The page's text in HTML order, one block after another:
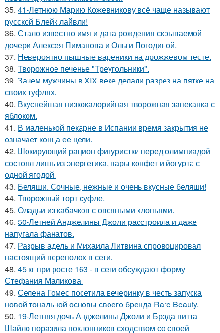
35. 41-Летнюю Марию Кожевникову всё чаще называют
русской Блейк лайвли!
36. Стало известно имя и дата рождения скрываемой
дочери Алексея Пиманова и Ольги Погодиной.
37. Невероятно пышные вареники на дрожжевом тесте.
38. Творожное печенье "Треугольники".
39. Зачем мужчины в XIX веке делали разрез на пятке на
своих туфлях.
40. Вкуснейшая низкокалорийная творожная запеканка с
яблоком.
41. В маленькой пекарне в Испании время закрытия не
означает конца ее цели.
42. Шокирующий рацион фигуристки перед олимпиадой
состоял лишь из энергетика, пары конфет и йогурта с
одной ягодой.
43. Беляши. Сочные, нежные и очень вкусные беляши!
44. Творожный торт суфле.
45. Оладьи из кабачков с овсяными хлопьями.
46. 50-Летней Анджелины Джоли расстроила и даже
напугала фанатов.
47. Разрыв адель и Михаила Литвина спровоцировал
настоящий переполох в сети.
48. 45 кг при росте 163 - в сети обсуждают форму
Стефания Маликова.
49. Селена Гомес посетила вечеринку в честь запуска
новой тональной основы своего бренда Rare Beauty.
50. 19-Летняя дочь Анджелины Джоли и Брэда питта
Шайло поразила поклонников сходством со своей